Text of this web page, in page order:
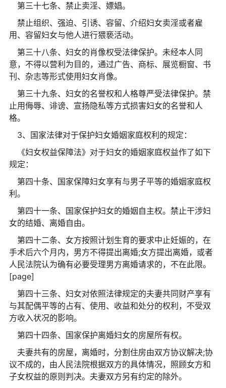
第三十七条、禁止卖淫、嫖娼。
禁止组织、强迫、引诱、容留、介绍妇女卖淫或者雇
用、容留妇女与他人进行猥亵活动。
第三十八条、妇女的肖像权受法律保护。未经本人同
意，不得以营利为目的，通过广告、商标、展览橱窗、书
刊、杂志等形式使用妇女肖像。
第三十九条、妇女的名誉权和人格尊严受法律保护。禁
止用侮辱、诽谤、宣扬隐私等方式损害妇女的名誉和人
格。
3、国家法律对于保护妇女婚姻家庭权利的规定：
《妇女权益保障法》对于妇女的婚姻家庭权益作了如下
规定：
第四十条、国家保障妇女享有与男子平等的婚姻家庭权
利。
第四十一条、国家保护妇女的婚姻自主权。禁止干涉妇
女的结婚、离婚自由。
第四十二条、女方按照计划生育的要求中止妊娠的，在
手术后六个月内，男方不得提出离婚;女方提出离婚，或者
人民法院认为确有必要受理男方离婚请求的，不在此限。
[page]
第四十三条、妇女对依照法律规定的夫妻共同财产享有
与其配偶平等的占有、使用、收益和处分的权利，不受双
方收入状况的影响。
第四十四条、国家保护离婚妇女的房屋所有权。
夫妻共有的房屋，离婚时，分割住房由双方协议解决;协
议不成的，由人民法院根据双方的具体情况，照顾女方和
子女权益的原则判决。夫妻双方另有约定的除外。